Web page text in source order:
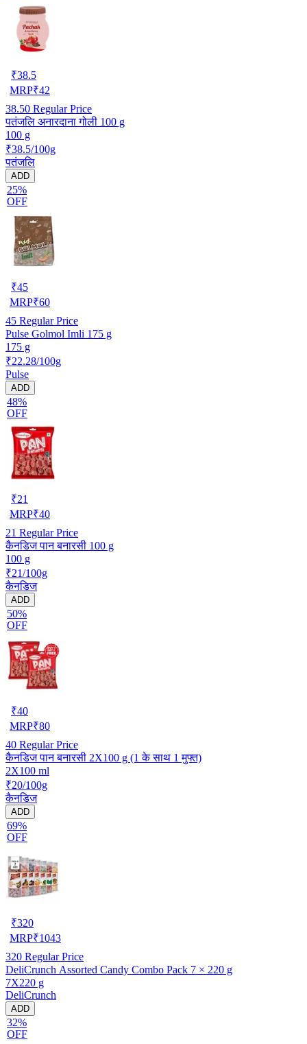
₹38.5
MRP₹42
38.50 Regular Price
पतंजलि अनारदाना गोली 100 g
100 g
₹38.5/100g
पतंजलि
ADD
25%
OFF
₹45
MRP₹60
45 Regular Price
Pulse Golmol Imli 175 g
175 g
₹22.28/100g
Pulse
ADD
48%
OFF
₹21
MRP₹40
21 Regular Price
कैनडिज पान बनारसी 100 g
100 g
₹21/100g
कैनडिज
ADD
50%
OFF
₹40
MRP₹80
40 Regular Price
कैनडिज पान बनारसी 2X100 g (1 के साथ 1 मुफ्त)
2X100 ml
₹20/100g
कैनडिज
ADD
69%
OFF
₹320
MRP₹1043
320 Regular Price
DeliCrunch Assorted Candy Combo Pack 7 × 220 g
7X220 g
DeliCrunch
ADD
32%
OFF